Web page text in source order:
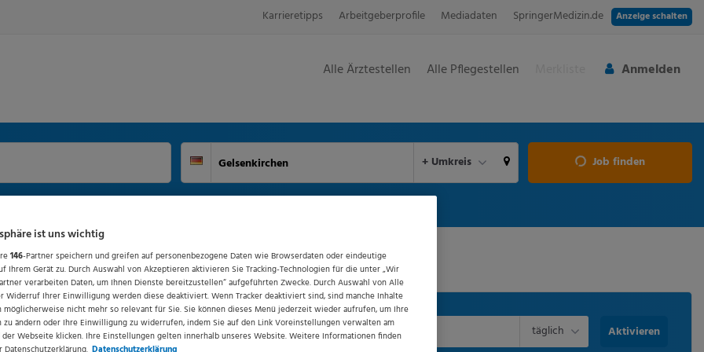
Anzeige schalten
Karrieretipps Arbeitgeberprofile Mediadaten SpringerMedizin.de
Anmelden
Alle Ärztestellen Alle Pflegestellen
Deutschland + Umkreis aktuellen Ort verwenden
Job finden
täglich Aktivieren
ist uns wichtig
146-Partner speichern und greifen auf personenbezogene Daten wie Browserdaten oder eindeutige
Ihrem Gerät zu. Durch Auswahl von Akzeptieren aktivieren Sie Tracking-Technologien für die unter „Wir
verarbeiten Daten, um Ihnen Dienste bereitzustellen“ aufgeführten Zwecke. Durch Auswahl von Alle
Widerruf Ihrer Einwilligung werden diese deaktiviert. Wenn Tracker deaktiviert sind, sind manche Inhalte
möglicherweise nicht mehr so relevant für Sie. Sie können dieses Menü jederzeit wieder aufrufen, um Ihre
zu ändern oder Ihre Einwilligung zu widerrufen, indem Sie auf den Link Voreinstellungen verwalten am
der Webseite klicken. Ihre Einstellungen gelten innerhalb unseres Website. Weitere Informationen finden